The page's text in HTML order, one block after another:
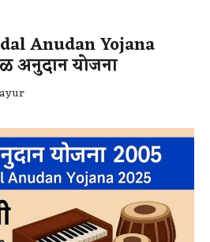
Anudan Yojana
अनुदान योजना